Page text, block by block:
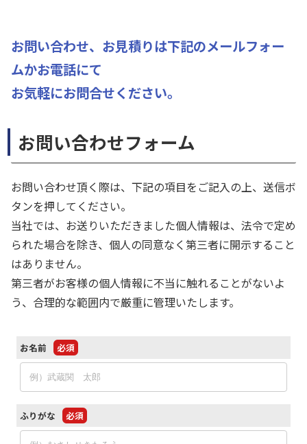
お問い合わせ、お見積りは下記のメールフォー
ムかお電話にて
お気軽にお問合せください。
お問い合わせフォーム
お問い合わせ頂く際は、下記の項目をご記入の上、送信ボ
タンを押してください。
当社では、お送りいただきました個人情報は、法令で定め
られた場合を除き、個人の同意なく第三者に開示すること
はありません。
第三者がお客様の個人情報に不当に触れることがないよ
う、合理的な範囲内で厳重に管理いたします。
お名前 必須
ふりがな 必須